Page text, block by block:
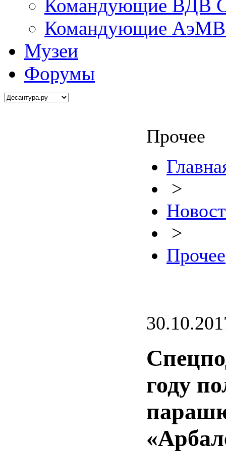
Командующие ВДВ
Командующие АэМВ
Музеи
Форумы
Прочее
>
>
Прочее
году